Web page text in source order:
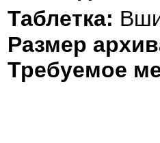
Таблетка:
Размер
Требуемое